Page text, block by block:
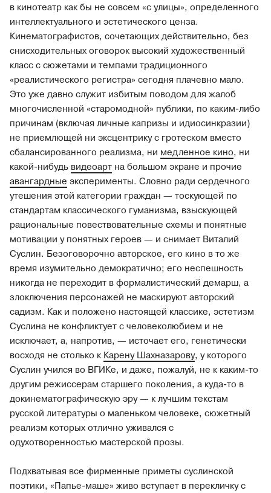
в кинотеатр как бы не совсем «с улицы», определенного
интеллектуального и эстетического ценза.
Кинематографистов, сочетающих действительно, без
снисходительных оговорок высокий художественный
класс с сюжетами и темпами традиционного
«реалистического регистра» сегодня плачевно мало.
Это уже давно служит избитым поводом для жалоб
многочисленной «старомодной» публики, по каким-либо
причинам (включая личные капризы и идиосинкразии)
не приемлющей ни эксцентрику с гротеском вместо
сбалансированного реализма, ни медленное кино, ни
какой-нибудь видеоарт на большом экране и прочие
авангардные эксперименты. Словно ради сердечного
утешения этой категории граждан — тоскующей по
стандартам классического гуманизма, взыскующей
рациональные повествовательные схемы и понятные
мотивации у понятных героев — и снимает Виталий
Суслин. Безоговорочно авторское, его кино в то же
время изумительно демократично; его неспешность
никогда не переходит в формалистический демарш, а
злоключения персонажей не маскируют авторский
садизм. Как и положено настоящей классике, эстетизм
Суслина не конфликтует с человеколюбием и не
исключает, а, напротив, — источает его, генетически
восходя не столько к Карену Шахназарову, у которого
Суслин учился во ВГИКе, и даже, пожалуй, не к каким-то
другим режиссерам старшего поколения, а куда-то в
докинематографическую эру — к лучшим текстам
русской литературы о маленьком человеке, сюжетный
реализм которых отлично уживался с
одухотворенностью мастерской прозы.
Подхватывая все фирменные приметы суслинской
поэтики, «Папье-маше» живо вступает в перекличку с